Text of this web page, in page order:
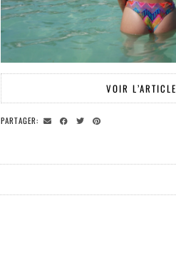
VOIR L’ARTICLE
PARTAGER: